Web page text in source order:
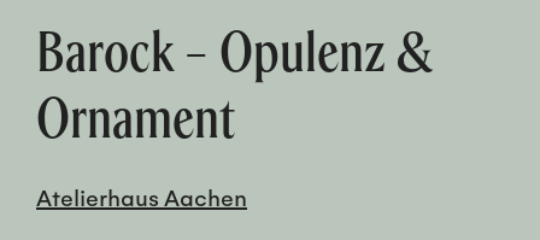
Barock – Opulenz &
Ornament
Atelierhaus Aachen